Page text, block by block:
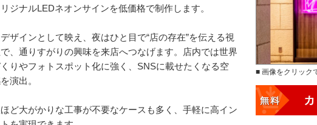
ジナルLEDネオンサインを低価格で制作します。
ザインとして映え、夜はひと目で“店の存在”を伝える視
、通りすがりの興味を来店へつなげます。店内では世界
りやフォトスポット化に強く、SNSに載せたくなる空
演出。
ど大がかりな工事が不要なケースも多く、手軽に高イン
■ 画像をクリック